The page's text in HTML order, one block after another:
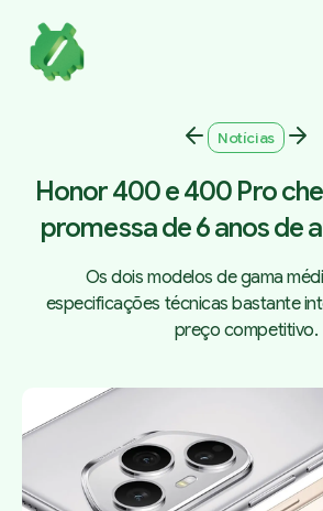
Notícias
Honor 400 e 400 Pro
promessa de 6 anos de
Os dois modelos de gama
especificações técnicas bastante
preço competitivo.